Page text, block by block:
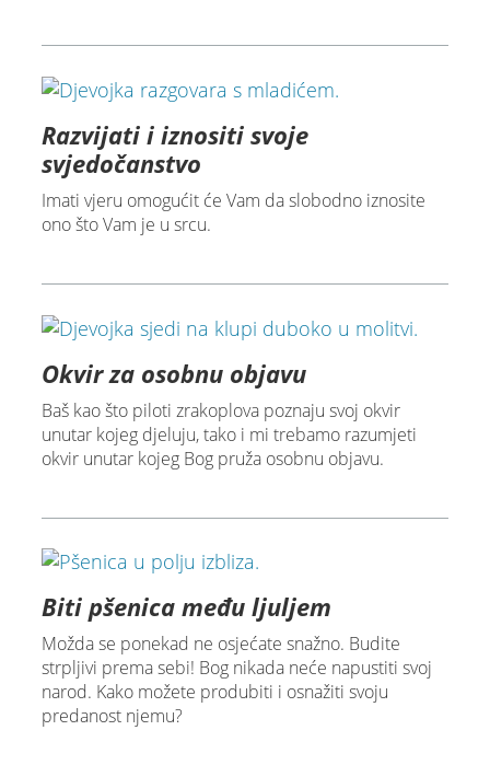
Razvijati i iznositi svoje
svjedočanstvo
Imati vjeru omogućit će Vam da slobodno iznosite
ono što Vam je u srcu.
Okvir za osobnu objavu
Baš kao što piloti zrakoplova poznaju svoj okvir
unutar kojeg djeluju, tako i mi trebamo razumjeti
okvir unutar kojeg Bog pruža osobnu objavu.
Biti pšenica među ljuljem
Možda se ponekad ne osjećate snažno. Budite
strpljivi prema sebi! Bog nikada neće napustiti svoj
narod. Kako možete produbiti i osnažiti svoju
predanost njemu?